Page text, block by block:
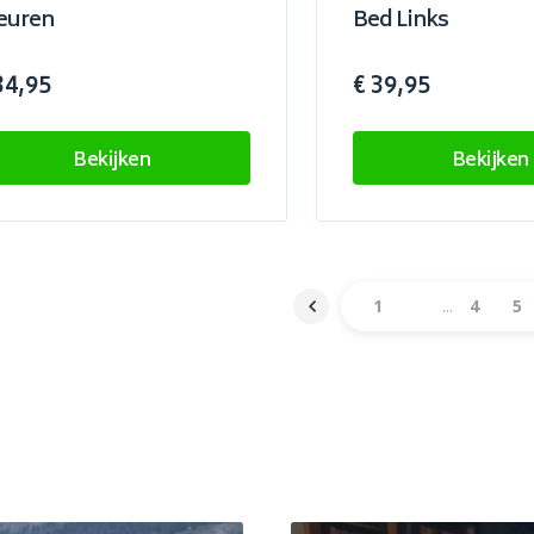
Bekijken
Bed Links
€ 39,95
Bekijken
1 4 5